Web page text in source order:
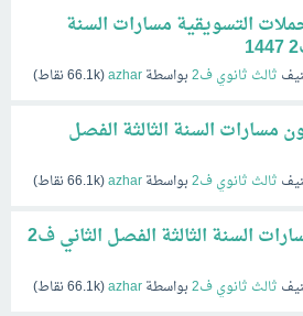
التسويقية مسارات السنة
ثالث ثانوي ف2 بواسطةazhar
(
66.1kنقاط)
مسارات السنة الثالثة الفصل
ثالث ثانوي ف2 بواسطةazhar
(
66.1kنقاط)
توزيع مادة الفرائض مسارات السنة الثالثة الفصل الثاني ف2
ثالث ثانوي ف2 بواسطةazhar
(
66.1kنقاط)